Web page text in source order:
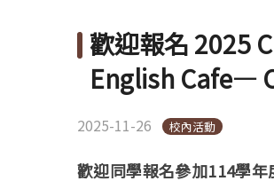
歡迎報名 2025
English Cafe—
2025-11-26 校內活動
歡迎同學報名參加114學